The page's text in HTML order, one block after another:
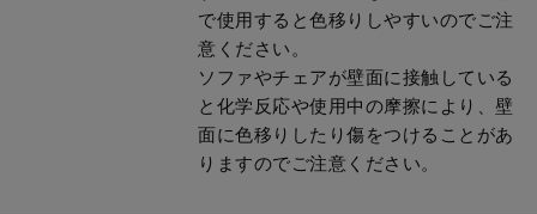
で使用すると色移りしやすいのでご注
意ください。
ソファやチェアが壁面に接触している
と化学反応や使用中の摩擦により、壁
面に色移りしたり傷をつけることがあ
りますのでご注意ください。